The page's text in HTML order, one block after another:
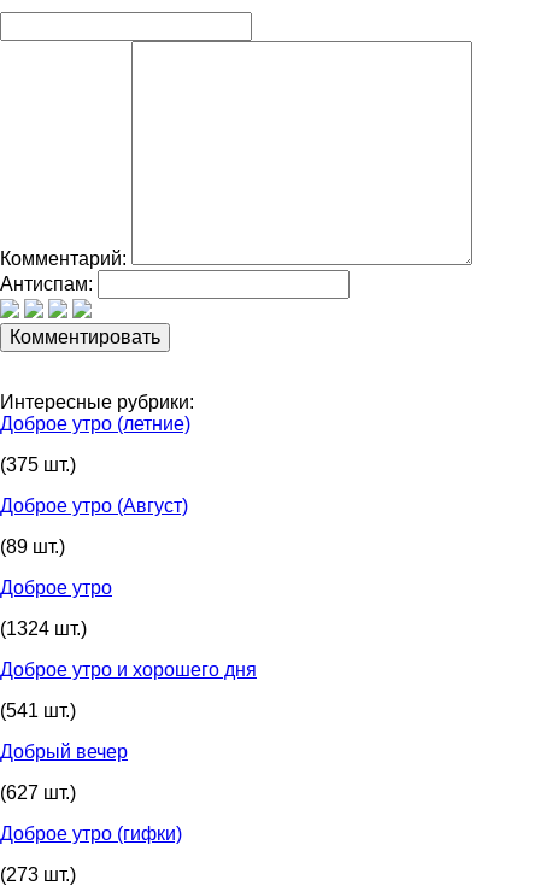
Комментарий:
Антиспам:
Интересные рубрики:
Доброе утро (летние)
(375 шт.)
Доброе утро (Август)
(89 шт.)
Доброе утро
(1324 шт.)
Доброе утро и хорошего дня
(541 шт.)
Добрый вечер
(627 шт.)
Доброе утро (гифки)
(273 шт.)